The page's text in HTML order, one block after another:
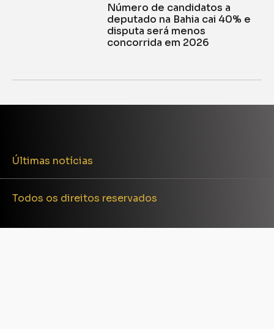
Número de candidatos a
deputado na Bahia cai 40% e
disputa será menos
concorrida em 2026
Últimas notícias
Todos os direitos reservados